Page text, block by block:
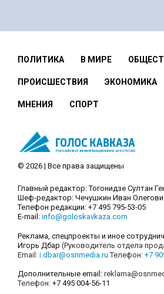
ПОЛИТИКА В МИРЕ
ПРОИСШЕСТВИЯ ЭКОНОМИКА
МНЕНИЯ СПОРТ
© 2026 | Все права защищены
Главный редактор: Тогонидзе Султан
Шеф-редактор: Чечушкин Иван
Телефон редакции: +7 495 795-53-05
E-mail: info@goloskavkaza.com
Реклама, спецпроекты и иное
Игорь Дбар (Руководитель отдела
Email: i.dbar@osnmedia.ru Телефон: +7
Дополнительные email:
Телефон: +7 495 004-56-11